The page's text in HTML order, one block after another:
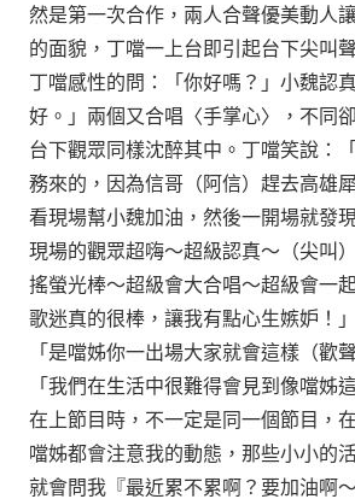
然是第一次合作，兩人合聲優美動人
的面貌，丁噹一上台即引起台下尖叫
丁噹感性的問：「你好嗎？」小魏認
好。」兩個又合唱〈手掌心〉，不同
台下觀眾同樣沈醉其中。丁噹笑說：
務來的，因為信哥（阿信）趕去高雄
看現場幫小魏加油，然後一開場就發
現場的觀眾超嗨～超級認真～（尖叫
搖螢光棒～超級會大合唱～超級會一
歌迷真的很棒，讓我有點心生嫉妒！
「是噹姊你一出場大家就會這樣（歡
「我們在生活中很難得會見到像噹姊
在上節目時，不一定是同一個節目，
噹姊都會注意我的動態，那些小小的
就會問我『最近累不累啊？要加油啊